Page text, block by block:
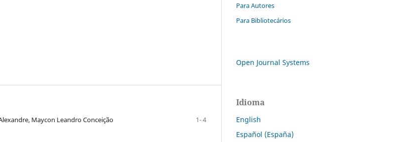
Maycon Leandro Conceição
1- 4
Para Autores
Para Bibliotecários
Open Journal Systems
Idioma
English
Español (España)